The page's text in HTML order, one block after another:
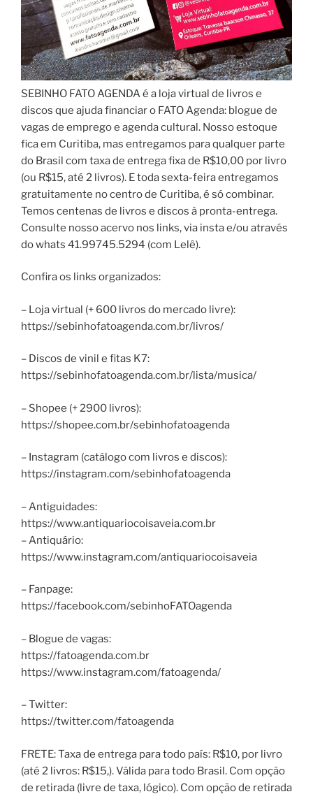
SEBINHO FATO AGENDA é a loja virtual de livros e
discos que ajuda financiar o FATO Agenda: blogue de
vagas de emprego e agenda cultural. Nosso estoque
fica em Curitiba, mas entregamos para qualquer parte
do Brasil com taxa de entrega fixa de R$10,00 por livro
(ou R$15, até 2 livros). E toda sexta-feira entregamos
gratuitamente no centro de Curitiba, é só combinar.
Temos centenas de livros e discos à pronta-entrega.
Consulte nosso acervo nos links, via insta e/ou através
do whats 41.99745.5294 (com Lelê).
Confira os links organizados:
– Loja virtual (+ 600 livros do mercado livre):
https://sebinhofatoagenda.com.br/livros/
– Discos de vinil e fitas K7:
https://sebinhofatoagenda.com.br/lista/musica/
– Shopee (+ 2900 livros):
https://shopee.com.br/sebinhofatoagenda
– Instagram (catálogo com livros e discos):
https://instagram.com/sebinhofatoagenda
– Antiguidades:
https://www.antiquariocoisaveia.com.br
– Antiquário:
https://www.instagram.com/antiquariocoisaveia
– Fanpage:
https://facebook.com/sebinhoFATOagenda
– Blogue de vagas:
https://fatoagenda.com.br
https://www.instagram.com/fatoagenda/
– Twitter:
https://twitter.com/fatoagenda
FRETE: Taxa de entrega para todo país: R$10, por livro
(até 2 livros: R$15,). Válida para todo Brasil. Com opção
de retirada (livre de taxa, lógico). Com opção de retirada